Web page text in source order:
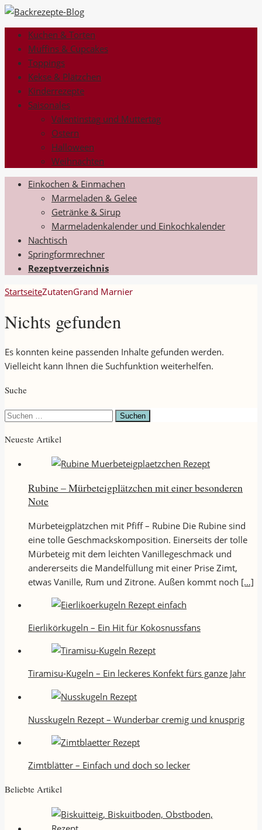
Kuchen & Torten
Muffins & Cupcakes
Toppings
Kekse & Plätzchen
Kinderrezepte
Saisonales
Valentinstag und Muttertag
Ostern
Halloween
Weihnachten
Einkochen & Einmachen
Marmeladen & Gelee
Getränke & Sirup
Marmeladenkalender und Einkochkalender
Nachtisch
Springformrechner
Rezeptverzeichnis
StartseiteZutatenGrand Marnier
Nichts gefunden
Es konnten keine passenden Inhalte gefunden werden.
Vielleicht kann Ihnen die Suchfunktion weiterhelfen.
Suche
Suchen
Neueste Artikel
Rubine – Mürbeteigplätzchen mit einer besonderen
Note
Mürbeteigplätzchen mit Pfiff – Rubine Die Rubine sind
eine tolle Geschmackskomposition. Einerseits der tolle
Mürbeteig mit dem leichten Vanillegeschmack und
andererseits die Mandelfüllung mit einer Prise Zimt,
etwas Vanille, Rum und Zitrone. Außen kommt noch […]
Eierlikörkugeln – Ein Hit für Kokosnussfans
Tiramisu-Kugeln – Ein leckeres Konfekt fürs ganze Jahr
Nusskugeln Rezept – Wunderbar cremig und knusprig
Zimtblätter – Einfach und doch so lecker
Beliebte Artikel